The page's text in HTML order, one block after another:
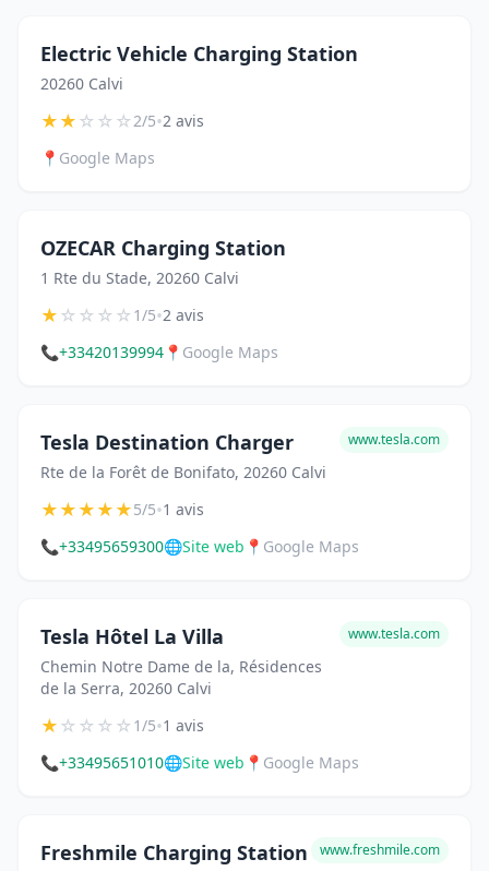
Electric Vehicle Charging Station
20260 Calvi
★★☆☆☆2/5•2 avis
📍 Google Maps
OZECAR Charging Station
1 Rte du Stade, 20260 Calvi
★☆☆☆☆1/5•2 avis
📞+33420139994 📍 Google Maps
Tesla Destination Charger
Rte de la Forêt de Bonifato, 20260 Calvi
www.tesla.com
★★★★★5/5•1 avis
📞+33495659300🌐Site web 📍 Google Maps
Tesla Hôtel La Villa
Chemin Notre Dame de la, Résidences
de la Serra, 20260 Calvi
www.tesla.com
★☆☆☆☆1/5•1 avis
📞+33495651010🌐Site web 📍 Google Maps
Freshmile Charging Station www.freshmile.com